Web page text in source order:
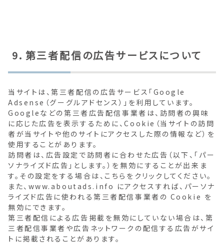
9．第三者配信の広告サービスについて
当サイトは、第三者配信の広告サービス「Google
Adsense（グーグルアドセンス）」を利用しています。
Googleなどの第三者広告配信事業者は、訪問者の興味
に応じた広告を表示するために、Cookie（当サイトの訪問
者が当サイトや他のサイトにアクセスした際の情報など）を
使用することがあります。
訪問者は、広告設定で訪問者に合わせた広告（以下、「パー
ソナライズド広告」とします。）を無効にすることが出来ま
す。その設定をする場合は、こちらをクリックしてください。
また、www.aboutads.info にアクセスすれば、パーソナ
ライズド広告に使われる第三者配信事業者の Cookie を
無効にできます。
第三者配信による広告掲載を無効にしていない場合は、第
三者配信事業者や広告ネットワークの配信する広告がサイ
トに掲載されることがあります。